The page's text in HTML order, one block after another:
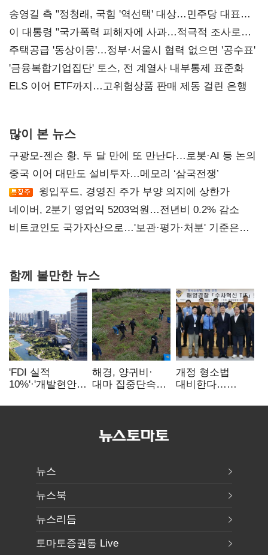
송영길 측 "정청래, 국힘 '역선택' 대상…민주당 대표로
총선 지휘 못해"
이 대통령 "국가폭력 피해자에 사과…적극적 조사로
진실 밝혀야"
주택공급 '동상이몽'…정부·서울시 협력 없으면 '공수표'
'금융복합기업집단' 토스, 전 계열사 내부통제 표준화
ELS 이어 ETF까지…고위험상품 판매 제동 걸린 은행
많이 본 뉴스
구광모-젠슨 황, 두 달 만에 또 만난다…로봇·AI 등 논의
중국 이어 대만도 설비투자…메모리 ‘삼국전쟁’
윙입푸드, 경영진 주가 부양 의지에 상한가
네이버, 2분기 영업익 5203억원…전년비 0.2% 감소
비트코인도 국가자산으로…'보관·평가·처분' 기준은
함께 볼만한 뉴스
'FDI 실적
10%'·'개발현안
인천경제청장
해경, 양귀비·
대마 집중단속…
249명 검거
개정 형소법
대비한다…
'수사혁신TF'
뉴스
뉴스북
뉴스리듬
토마토증권통 Live